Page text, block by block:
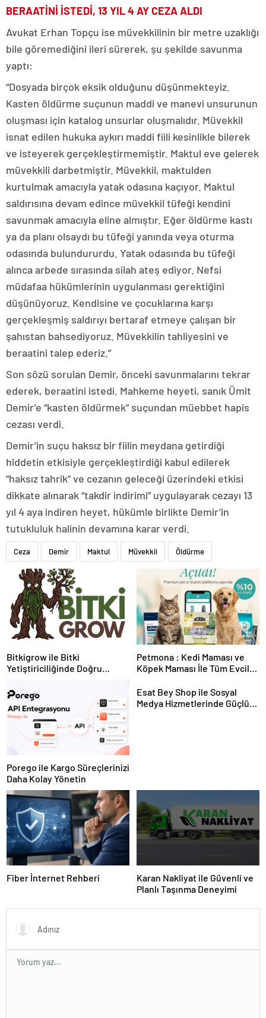
BERAATİNİ İSTEDİ, 13 YIL 4 AY CEZA ALDI
Avukat Erhan Topçu ise müvekkilinin bir metre uzaklığı
bile göremediğini ileri sürerek, şu şekilde savunma
yaptı:
“Dosyada birçok eksik olduğunu düşünmekteyiz.
Kasten öldürme suçunun maddi ve manevi unsurunun
oluşması için katalog unsurlar oluşmalıdır. Müvekkil
isnat edilen hukuka aykırı maddi fiili kesinlikle bilerek
ve isteyerek gerçekleştirmemiştir. Maktul eve gelerek
müvekkili darbetmiştir. Müvekkil, maktulden
kurtulmak amacıyla yatak odasına kaçıyor. Maktul
saldırısına devam edince müvekkil tüfeği kendini
savunmak amacıyla eline almıştır. Eğer öldürme kastı
ya da planı olsaydı bu tüfeği yanında veya oturma
odasında bulundururdu. Yatak odasında bu tüfeği
alınca arbede sırasında silah ateş ediyor. Nefsi
müdafaa hükümlerinin uygulanması gerektiğini
düşünüyoruz. Kendisine ve çocuklarına karşı
gerçekleşmiş saldırıyı bertaraf etmeye çalışan bir
şahıstan bahsediyoruz. Müvekkilin tahliyesini ve
beraatini talep ederiz.”
Son sözü sorulan Demir, önceki savunmalarını tekrar
ederek, beraatini istedi. Mahkeme heyeti, sanık Ümit
Demir’e “kasten öldürmek” suçundan müebbet hapis
cezası verdi.
Demir’in suçu haksız bir fiilin meydana getirdiği
hiddetin etkisiyle gerçekleştirdiği kabul edilerek
“haksız tahrik” ve cezanın geleceği üzerindeki etkisi
dikkate alınarak “takdir indirimi” uygulayarak cezayı 13
yıl 4 aya indiren heyet, hükümle birlikte Demir’in
tutukluluk halinin devamına karar verdi.
Ceza Demir Maktul Müvekkil Öldürme
Bitkigrow ile Bitki
Yetiştiriciliğinde Doğru
Petmona : Kedi Maması ve
Köpek Maması İle Tüm Evcil
Porego ile Kargo Süreçlerinizi
Daha Kolay Yönetin
Esat Bey Shop ile Sosyal
Medya Hizmetlerinde Güçlü
Fiber İnternet Rehberi
Karan Nakliyat ile Güvenli ve
Planlı Taşınma Deneyimi